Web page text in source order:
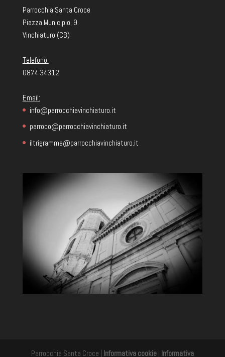
Parrocchia Santa Croce
Piazza Municipio, 9
Vinchiaturo (CB)
Telefono:
0874 34312
Email:
info@parrocchiavinchiaturo.it
parroco@parrocchiavinchiaturo.it
iltrigramma@parrocchiavinchiaturo.it
Parrocchia Santa Croce | Informativa cookie| Informativa